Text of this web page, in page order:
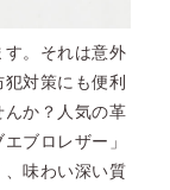
。それは意外
対策にも便利
んか？人気の革
ブロレザー」
、味わい深い質